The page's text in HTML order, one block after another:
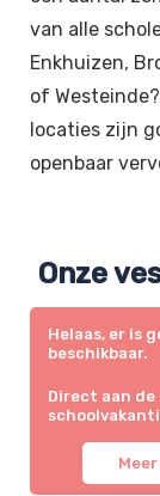
van alle
Enkhuizen,
of
locaties zijn
openbaar
Onze
Helaas, er is
beschikbaar.
Direct aan